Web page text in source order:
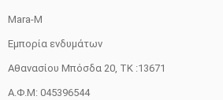
Mara-M
Εμπορία ενδυμάτων
Αθανασίου Μπόσδα 20, ΤΚ :13671
Α.Φ.Μ: 045396544